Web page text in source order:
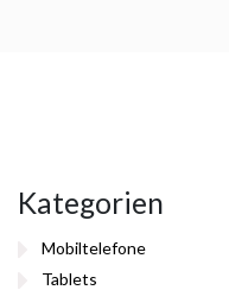
Kategorien
Mobiltelefone
Tablets